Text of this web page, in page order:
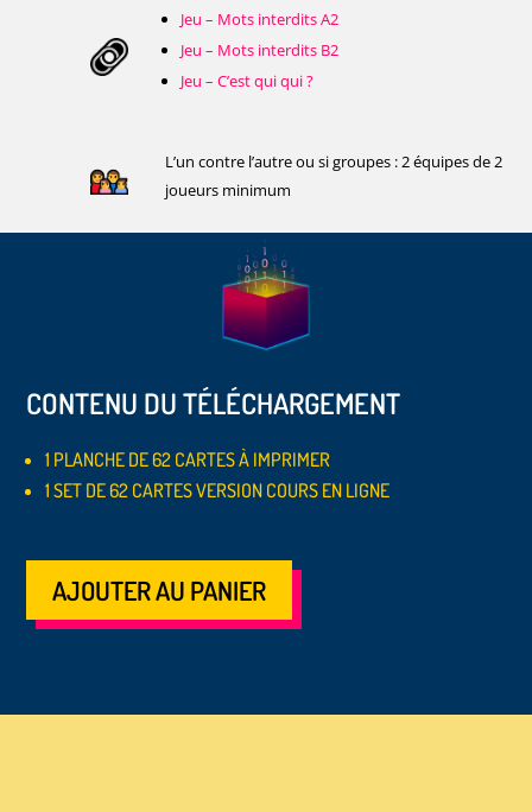
Jeu – Mots interdits A2
Jeu – Mots interdits B2
Jeu – C’est qui qui ?
L’un contre l’autre ou si groupes : 2 équipes de 2
joueurs minimum
CONTENU DU TÉLÉCHARGEMENT
1 PLANCHE DE 62 CARTES À IMPRIMER
1 SET DE 62 CARTES VERSION COURS EN LIGNE
AJOUTER AU PANIER